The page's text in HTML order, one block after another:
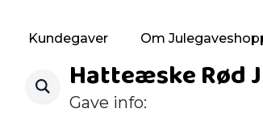
Kundegaver Om
Hatteæske Rød
Gave info: